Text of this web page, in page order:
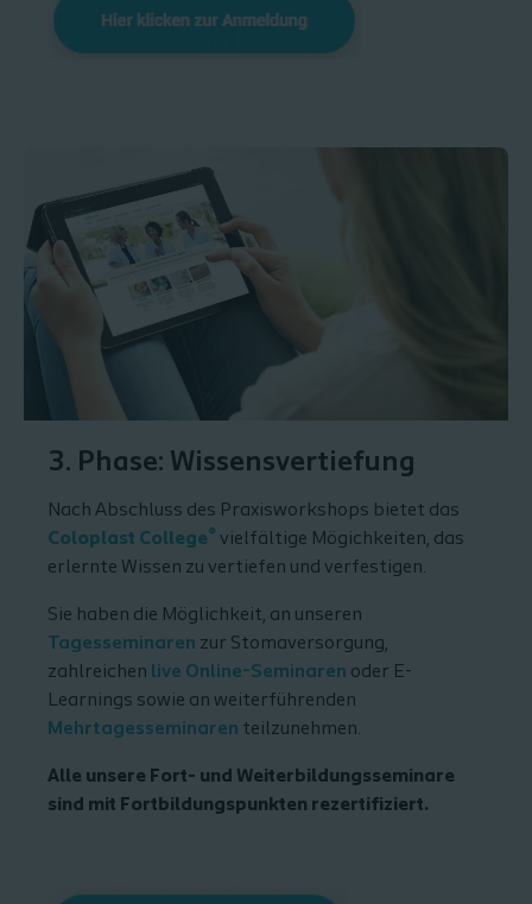
3. Phase: Wissensvertiefung
Nach Abschluss des Praxisworkshops bietet das
Coloplast College® vielfältige Mögichkeiten, das
erlernte Wissen zu vertiefen und verfestigen.
Sie haben die Möglichkeit, an unseren
Tagesseminaren zur Stomaversorgung,
zahlreichen live Online-Seminaren oder E-
Learnings sowie an weiterführenden
Mehrtagesseminaren teilzunehmen.
Alle unsere Fort- und Weiterbildungsseminare
sind mit Fortbildungspunkten rezertifiziert.